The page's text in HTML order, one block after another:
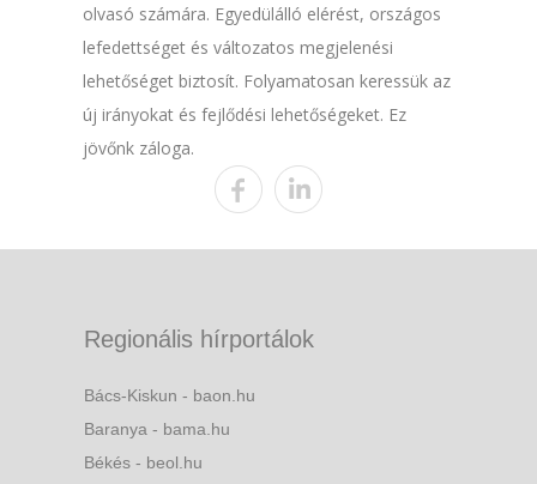
olvasó számára. Egyedülálló elérést, országos
lefedettséget és változatos megjelenési
lehetőséget biztosít. Folyamatosan keressük az
új irányokat és fejlődési lehetőségeket. Ez
jövőnk záloga.
Regionális hírportálok
Bács-Kiskun - baon.hu
Baranya - bama.hu
Békés - beol.hu